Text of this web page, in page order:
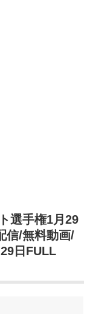
選手権1月29
信/無料動画/
日FULL